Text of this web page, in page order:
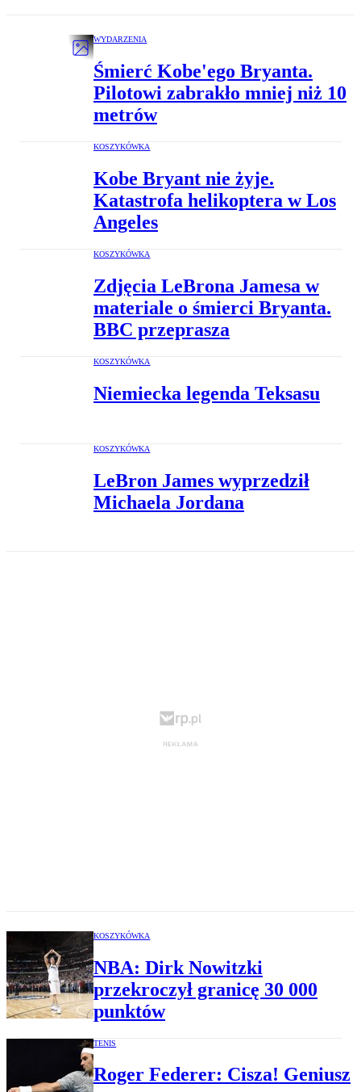
WYDARZENIA
Śmierć Kobe'ego Bryanta.
Pilotowi zabrakło mniej niż 10
metrów
KOSZYKÓWKA
Kobe Bryant nie żyje.
Katastrofa helikoptera w Los
Angeles
KOSZYKÓWKA
Zdjęcia LeBrona Jamesa w
materiale o śmierci Bryanta.
BBC przeprasza
KOSZYKÓWKA
Niemiecka legenda Teksasu
KOSZYKÓWKA
LeBron James wyprzedził
Michaela Jordana
KOSZYKÓWKA
NBA: Dirk Nowitzki
przekroczył granicę 30 000
punktów
TENIS
Roger Federer: Cisza! Geniusz